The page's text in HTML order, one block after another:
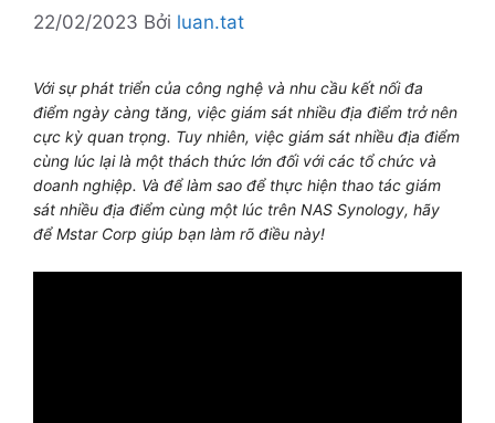
22/02/2023 Bởi luan.tat
Với sự phát triển của công nghệ và nhu cầu kết nối đa
điểm ngày càng tăng, việc giám sát nhiều địa điểm trở nên
cực kỳ quan trọng. Tuy nhiên, việc giám sát nhiều địa điểm
cùng lúc lại là một thách thức lớn đối với các tổ chức và
doanh nghiệp. Và để làm sao để thực hiện thao tác giám
sát nhiều địa điểm cùng một lúc trên NAS Synology, hãy
để Mstar Corp giúp bạn làm rõ điều này!